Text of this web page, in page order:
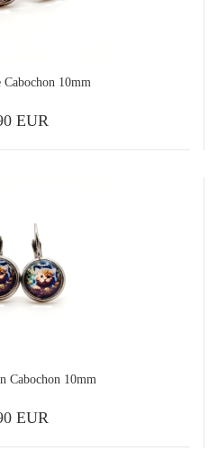
Cabochon 10mm
EUR
Cabochon 10mm
EUR